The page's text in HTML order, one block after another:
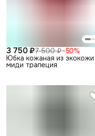
3 750 ₽7 500 ₽−50%
Юбка кожаная из экокожи
миди трапеция